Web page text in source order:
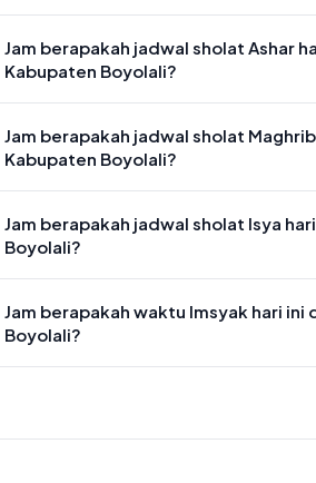
Jam berapakah jadwal sholat Ashar
Kabupaten Boyolali?
Jam berapakah jadwal sholat
Kabupaten Boyolali?
Jam berapakah jadwal sholat Isya
Boyolali?
Jam berapakah waktu Imsyak hari ini
Boyolali?